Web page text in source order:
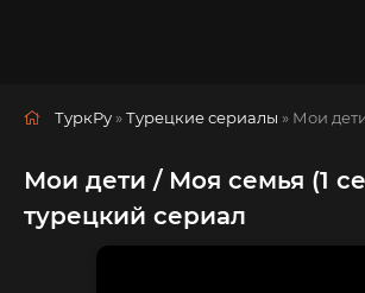
ТуркРу »Турецкие сериалы » Мои
Мои дети / Моя семья (1
турецкий сериал